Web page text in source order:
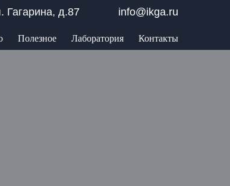
info@ikga.ru
Гагарина, д.87
Полезное Лаборатория Контакты